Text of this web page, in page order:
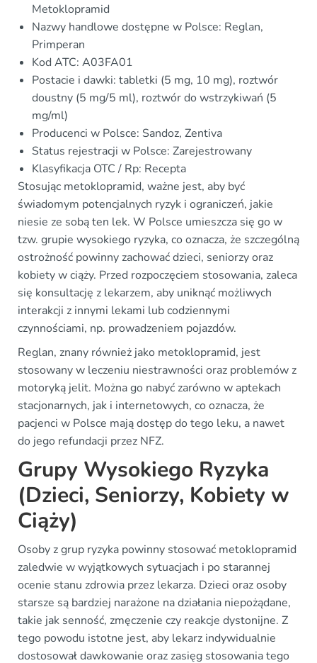
Metoklopramid
Nazwy handlowe dostępne w Polsce: Reglan,
Primperan
Kod ATC: A03FA01
Postacie i dawki: tabletki (5 mg, 10 mg), roztwór
doustny (5 mg/5 ml), roztwór do wstrzykiwań (5
mg/ml)
Producenci w Polsce: Sandoz, Zentiva
Status rejestracji w Polsce: Zarejestrowany
Klasyfikacja OTC / Rp: Recepta
Stosując metoklopramid, ważne jest, aby być
świadomym potencjalnych ryzyk i ograniczeń, jakie
niesie ze sobą ten lek. W Polsce umieszcza się go w
tzw. grupie wysokiego ryzyka, co oznacza, że szczególną
ostrożność powinny zachować dzieci, seniorzy oraz
kobiety w ciąży. Przed rozpoczęciem stosowania, zaleca
się konsultację z lekarzem, aby uniknąć możliwych
interakcji z innymi lekami lub codziennymi
czynnościami, np. prowadzeniem pojazdów.
Reglan, znany również jako metoklopramid, jest
stosowany w leczeniu niestrawności oraz problemów z
motoryką jelit. Można go nabyć zarówno w aptekach
stacjonarnych, jak i internetowych, co oznacza, że
pacjenci w Polsce mają dostęp do tego leku, a nawet
do jego refundacji przez NFZ.
Grupy Wysokiego Ryzyka
(Dzieci, Seniorzy, Kobiety w
Ciąży)
Osoby z grup ryzyka powinny stosować metoklopramid
zaledwie w wyjątkowych sytuacjach i po starannej
ocenie stanu zdrowia przez lekarza. Dzieci oraz osoby
starsze są bardziej narażone na działania niepożądane,
takie jak senność, zmęczenie czy reakcje dystonijne. Z
tego powodu istotne jest, aby lekarz indywidualnie
dostosował dawkowanie oraz zasięg stosowania tego